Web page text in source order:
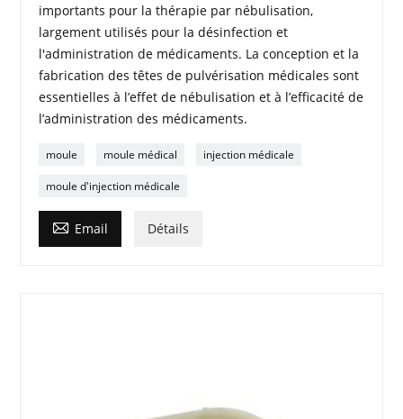
importants pour la thérapie par nébulisation,
largement utilisés pour la désinfection et
l'administration de médicaments. La conception et la
fabrication des têtes de pulvérisation médicales sont
essentielles à l’effet de nébulisation et à l’efficacité de
l’administration des médicaments.
moule moule médical injection médicale
moule d'injection médicale
 Email Détails